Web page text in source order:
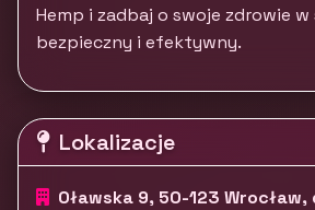
Hemp i zadbaj o swoje zdrowie
bezpieczny i efektywny.
Lokalizacje
Oławska 9, 50-123